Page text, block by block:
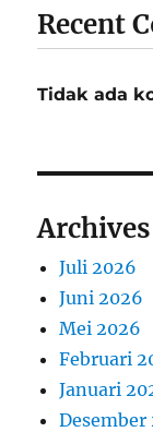
Recent
Tidak ada
Archives
Juli 2026
Juni 2026
Mei 2026
Februari
Januari
Desember